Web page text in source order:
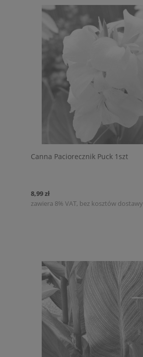
Canna Paciorecznik Puck 1szt
8,99 zł
zawiera 8% VAT, bez kosztów dostawy